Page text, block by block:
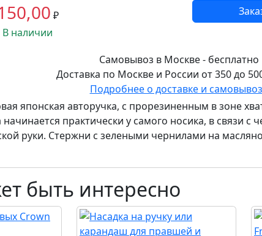
₽
В наличии
Самовывоз в Москве - бесплатно
Доставка по Москве и России от 350 до
Подробнее о доставке и
японская авторучка, с прорезиненным в зоне
начинается практически у самого носика, в связи с
руки. Стержни с зелеными чернилами на
быть интересно